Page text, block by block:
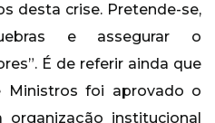
desta crise. Pretende-se,
e assegurar o
É de referir ainda que
Ministros foi aprovado o
institucional